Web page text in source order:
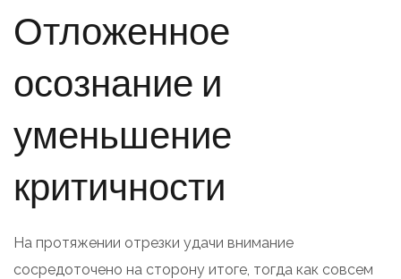
Отложенное
осознание и
уменьшение
критичности
На протяжении отрезки удачи внимание
сосредоточено на сторону итоге, тогда как совсем